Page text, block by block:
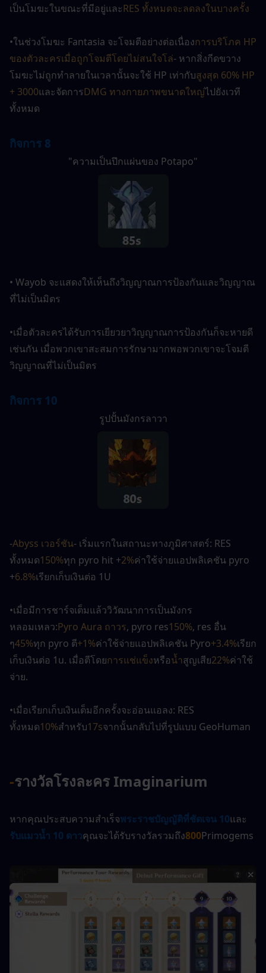
เป็นโมฆะในขณะที่มีอยู่และRES ทั้งหมดจะลดลงในบางครั้ง
•ในช่วงโมฆะ Fantasia จะโจมตีอย่างต่อเนื่องการบริโภค HP
ของตัวละครเมื่อถูกโจมตีโดยไม่สนใจโล่- หากสิ่งกีดขวาง
โมฆะไม่ถูกทำลายในเวลานั้นจะใช้ HP เท่ากับสูงสุด 60% HP
+ 3000และจัดการDMG ทางกายภาพขนาดใหญ่ไปยังเวที
ทั้งหมด
กิจการ 8
"ความเป็นปึกแผ่นของ Potapo"
• Wayob จะแสดงให้เห็นถึงวิญญาณการป้องกันและวิญญาณ
ที่ไม่เป็นมิตร
•เมื่อตัวละครได้รับการเยียวยาวิญญาณการป้องกันก็จะหายดี
เช่นกัน เมื่อพวกเขาสะสมการรักษามากพอพวกเขาจะโจมตี
วิญญาณที่ไม่เป็นมิตร
กิจการ 10
รูปปั้นมังกรลาวา
-Abyss เวอร์ชัน- เริ่มแรกในสถานะทางภูมิศาสตร์: RES
ทั้งหมด150%ทุก pyro hit +2%ค่าใช้จ่ายแอปพลิเคชัน pyro
+6.8%เรียกเก็บเงินต่อ 1U
•เมื่อมีการชาร์จเต็มแล้ววิวัฒนาการเป็นมังกร
หลอมเหลว:Pyro Aura ถาวร, pyro res150%, res อื่น
ๆ45%ทุก pyro ตี+1%ค่าใช้จ่ายแอปพลิเคชัน Pyro+3.4%เรียก
เก็บเงินต่อ 1u. เมื่อตีโดยการแช่แข็งหรือน้ำสูญเสีย22%ค่าใช้
จ่าย.
•เมื่อเรียกเก็บเงินเต็มอีกครั้งจะอ่อนแอลง: RES
ทั้งหมด10%สำหรับ17sจากนั้นกลับไปที่รูปแบบ GeoHuman
-รางวัลโรงละคร Imaginarium
หากคุณประสบความสำเร็จพระราชบัญญัติที่ชัดเจน 10และ
รับแมวน้ำ 10 ดาวคุณจะได้รับรางวัลรวมถึง800Primogems